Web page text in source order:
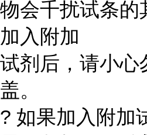
物会千扰试条的
加入附加
试剂后，请小心
盖。
? 如果加入附加